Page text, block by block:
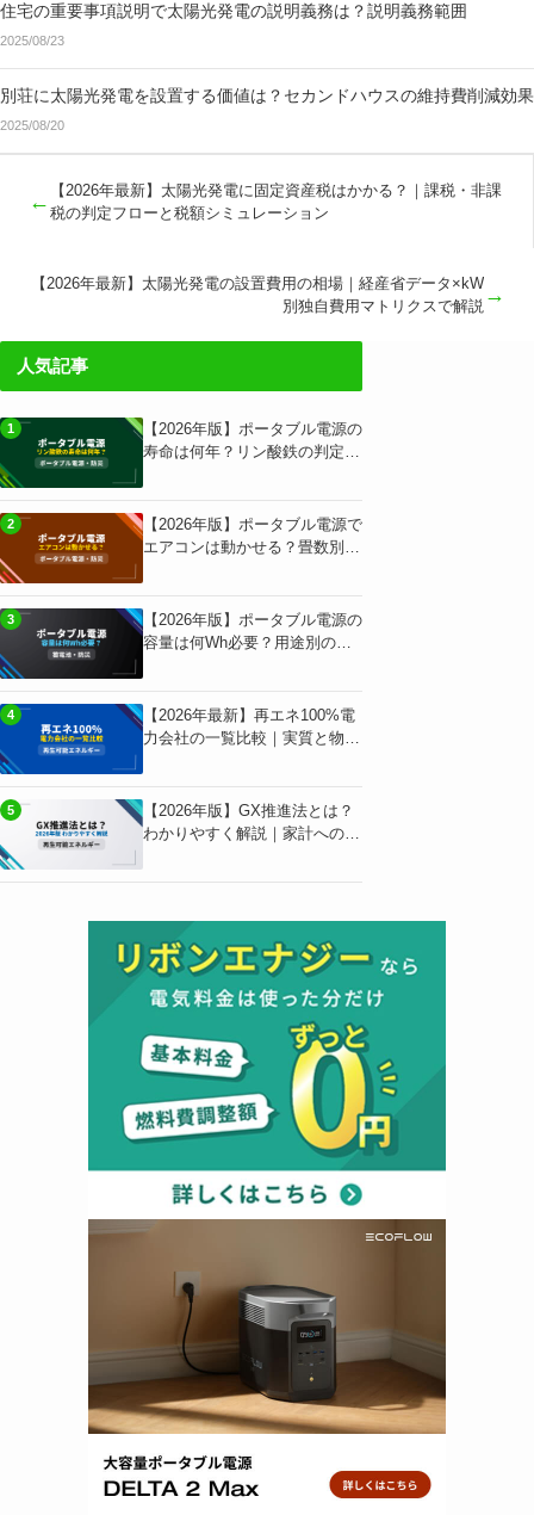
住宅の重要事項説明で太陽光発電の説明義務は？説明義務範囲
2025/08/23
別荘に太陽光発電を設置する価値は？セカンドハウスの維持費削減効果
2025/08/20
←
【2026年最新】太陽光発電に固定資産税はかかる？｜課税・非課
税の判定フローと税額シミュレーション
【2026年最新】太陽光発電の設置費用の相場｜経産省データ×kW
別独自費用マトリクスで解説 →
人気記事
1
【2026年版】ポータブル電源の
寿命は何年？リン酸鉄の判定基
2
【2026年版】ポータブル電源で
エアコンは動かせる？畳数別の
3
【2026年版】ポータブル電源の
容量は何Wh必要？用途別の独
4
【2026年最新】再エネ100%電
力会社の一覧比較｜実質と物理
5
【2026年版】GX推進法とは？
わかりやすく解説｜家計への影